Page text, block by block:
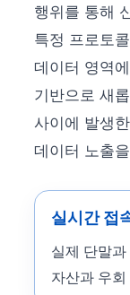
행위를 통해
특정 프로토
데이터 영역
기반으로 새
사이에 발생
데이터 노출
실시간 접
실제 단말
자산과 우